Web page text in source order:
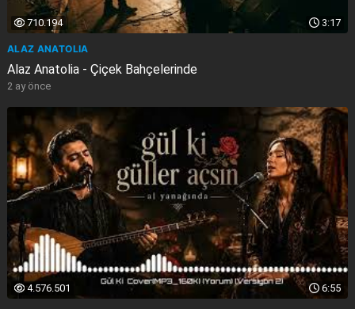
3:17
710.194
ALAZ ANATOLIA
Alaz Anatolia - Çiçek Bahçelerinde
2 ay önce
6:55
4.576.501